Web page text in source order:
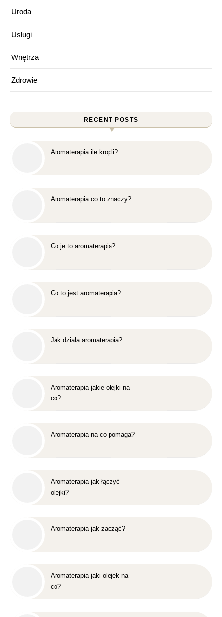
Uroda
Usługi
Wnętrza
Zdrowie
RECENT POSTS
Aromaterapia ile kropli?
Aromaterapia co to znaczy?
Co je to aromaterapia?
Co to jest aromaterapia?
Jak działa aromaterapia?
Aromaterapia jakie olejki na
co?
Aromaterapia na co pomaga?
Aromaterapia jak łączyć
olejki?
Aromaterapia jak zacząć?
Aromaterapia jaki olejek na
co?